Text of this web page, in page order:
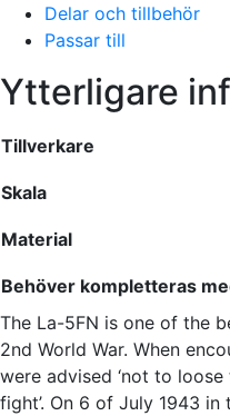
Delar och tillbehör
Passar till
Ytterligare
Tillverkare
Skala
Material
Behöver kompletteras
The La-5FN is one of the
2nd World War. When
were advised ‘not to
fight’. On 6 of July 1943